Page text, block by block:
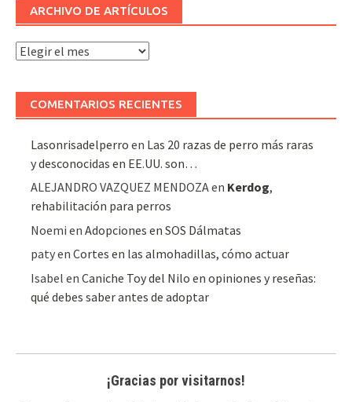
ARCHIVO DE ARTÍCULOS
Archivo
COMENTARIOS RECIENTES
Lasonrisadelperro en Las 20 razas de perro más raras
y desconocidas en EE.UU. son…
ALEJANDRO VAZQUEZ MENDOZAen Kerdog,
rehabilitación para perros
Noemi enAdopciones en SOS Dálmatas
patyenCortes en las almohadillas, cómo actuar
Isabel enCaniche Toy del Nilo en opiniones y reseñas:
qué debes saber antes de adoptar
¡Gracias por visitarnos!